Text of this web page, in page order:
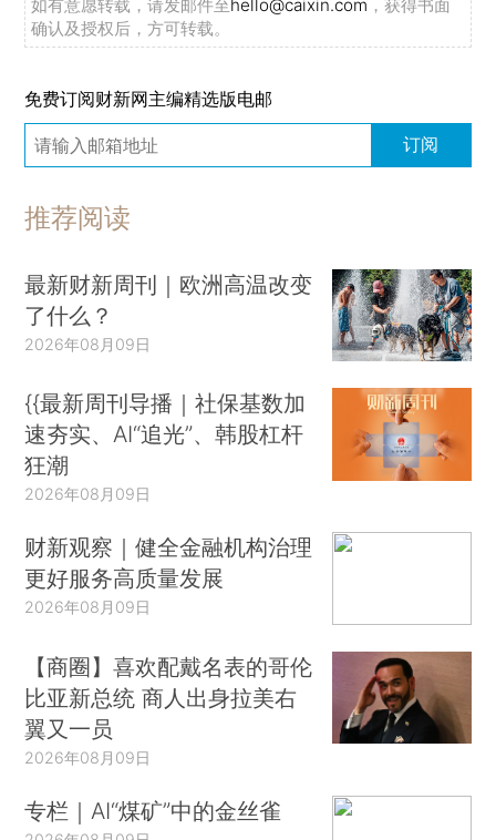
如有意愿转载，请发邮件至hello@caixin.com ，获得书面
确认及授权后，方可转载。
免费订阅财新网主编精选版电邮
订阅
推荐阅读
最新财新周刊｜欧洲高温改变
了什么？
2026年08月09日
{{最新周刊导播｜社保基数加
速夯实、AI“追光”、韩股杠杆
狂潮
2026年08月09日
财新观察｜健全金融机构治理
更好服务高质量发展
2026年08月09日
【商圈】喜欢配戴名表的哥伦
比亚新总统 商人出身拉美右
翼又一员
2026年08月09日
专栏｜AI“煤矿”中的金丝雀